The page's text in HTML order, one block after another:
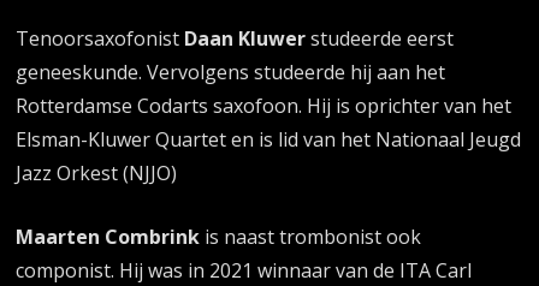
Tenoorsaxofonist Daan Kluwerstudeerde eerst
geneeskunde. Vervolgens studeerde hij aan het
Rotterdamse Codarts saxofoon. Hij is oprichter van het
Elsman-Kluwer Quartet en is lid van het Nationaal Jeugd
Jazz Orkest (NJJO)
Maarten Combrink is naast trombonist ook
componist. Hij was in 2021 winnaar van de ITA Carl